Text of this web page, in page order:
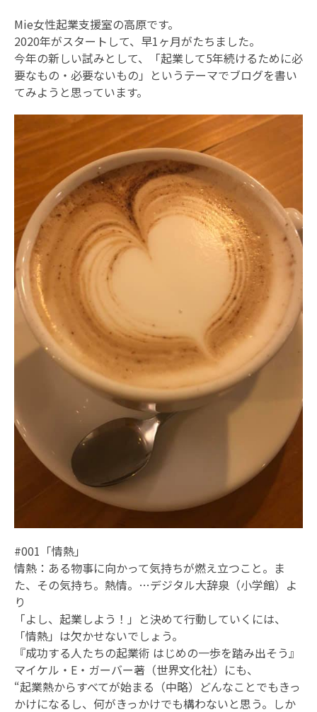
Mie女性起業支援室の高原です。
2020年がスタートして、早1ヶ月がたちました。
今年の新しい試みとして、「起業して5年続けるために必
要なもの・必要ないもの」というテーマでブログを書い
てみようと思っています。
#001「情熱」
情熱：ある物事に向かって気持ちが燃え立つこと。ま
た、その気持ち。熱情。…デジタル大辞泉（小学館）よ
り
「よし、起業しよう！」と決めて行動していくには、
「情熱」は欠かせないでしょう。
『成功する人たちの起業術 はじめの一歩を踏み出そう』
マイケル・E・ガーバー著（世界文化社）にも、
“起業熱からすべてが始まる（中略）どんなことでもきっ
かけになるし、何がきっかけでも構わないと思う。しか